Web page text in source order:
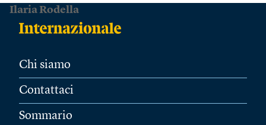
Ilaria Rodella
Chi siamo
Contattaci
Sommario